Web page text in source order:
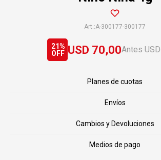
A-300177-300177
USD 70,00 USD
21
Planes de cuotas
Envíos
Cambios y Devoluciones
Medios de pago